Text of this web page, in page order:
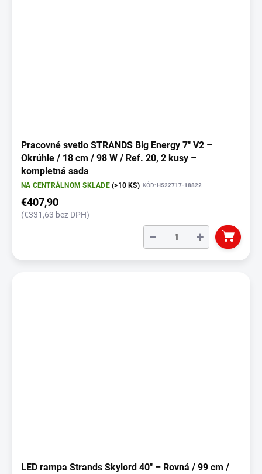
Pracovné svetlo STRANDS Big Energy 7" V2 –
Okrúhle / 18 cm / 98 W / Ref. 20, 2 kusy –
kompletná sada
NA CENTRÁLNOM SKLADE(>10 KS) KÓD:HS22717-18822
€407,90
(€331,63 bez DPH)
+
−
LED rampa Strands Skylord 40" – Rovná / 99 cm /